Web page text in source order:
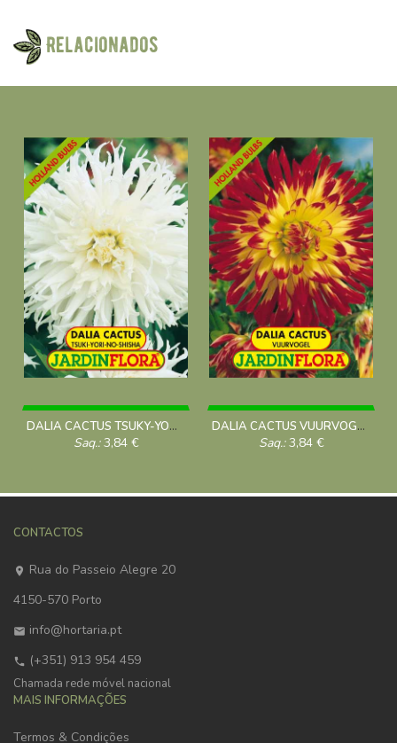
Relacionados
DALIA CACTUS TSUKY-YORI-NO-SHISHA C/1
Saq.:3,84 €
DALIA CACTUS VUURVOGEL C/1
Saq.:3,84 €
CONTACTOS
Rua do Passeio Alegre 20
4150-570 Porto
info@hortaria.pt
(+351) 913 954 459
Chamada rede móvel nacional
MAIS INFORMAÇÕES
Termos & Condições